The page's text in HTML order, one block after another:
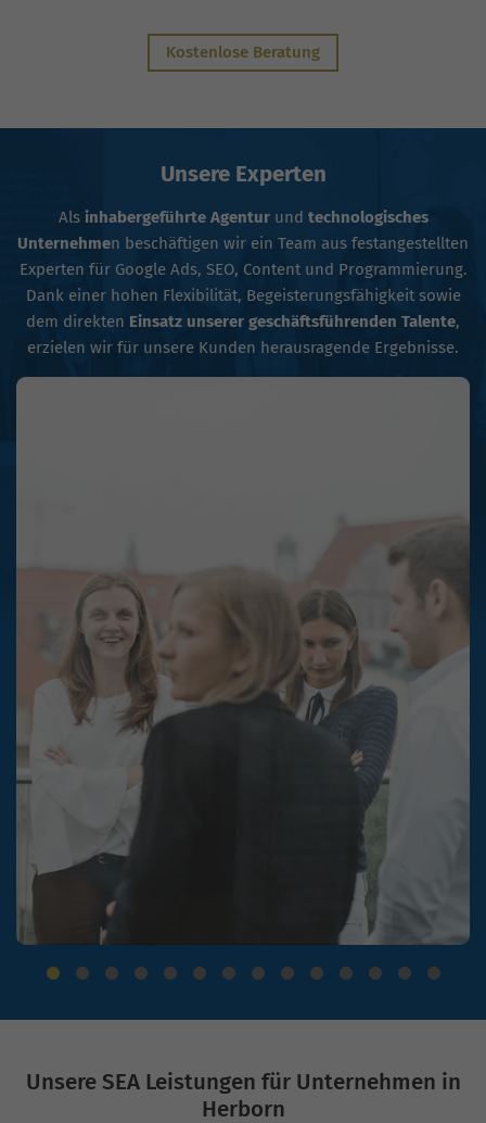
Kostenlose Beratung
Unsere Experten
Alsinhabergeführte Agenturund technologisches
Unternehmen beschäftigen wir ein Team aus festangestellten
Experten für Google Ads, SEO, Content und Programmierung.
Dank einer hohen Flexibilität, Begeisterungsfähigkeit sowie
dem direkten Einsatz unserer geschäftsführenden Talente,
erzielen wir für unsere Kunden herausragende Ergebnisse.
Unsere SEA Leistungen für Unternehmen in
Herborn